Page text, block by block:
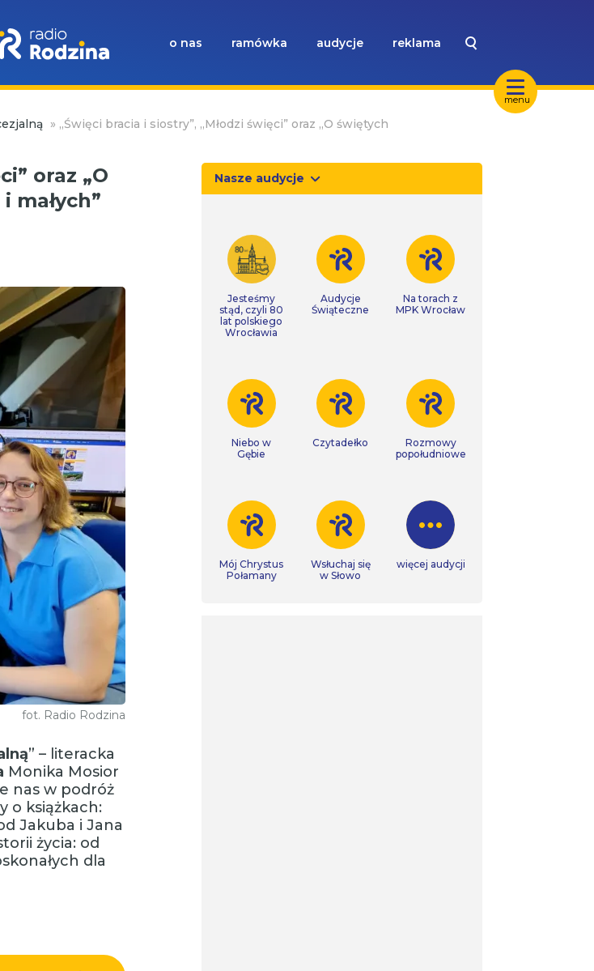
menu
o nas ramówka audycje reklama
» „Święci bracia i siostry”, „Młodzi święci” oraz „O świętych
oraz „O
małych”
fot. Radio Rodzina
” – literacka
Monika Mosior
nas w podróż
o książkach:
Jakuba i Jana
życia: od
dla
Nasze audycje
Jesteśmy
stąd, czyli 80
lat polskiego
Wrocławia
Audycje
Świąteczne
Na torach z
MPK Wrocław
Niebo w
Gębie
Czytadełko
Rozmowy
popołudniowe
Mój Chrystus
Połamany
Wsłuchaj się
w Słowo
więcej audycji